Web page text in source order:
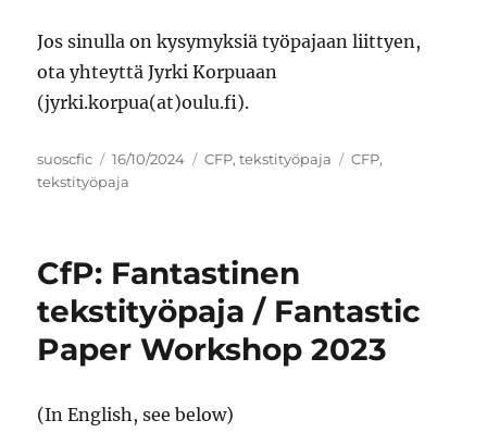
Jos sinulla on kysymyksiä työpajaan liittyen,
ota yhteyttä Jyrki Korpuaan
(jyrki.korpua(at)oulu.fi).
Author
suoscfic
Posted
on
16/10/2024 Categories
CFP,tekstityöpaja Tags
CFP,
tekstityöpaja
CfP: Fantastinen
tekstityöpaja / Fantastic
Paper Workshop 2023
(In English, see below)